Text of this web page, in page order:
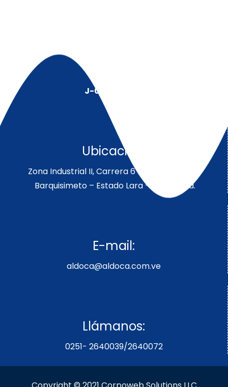
J-00128491-5
Ubicación:
Zona Industrial II, Carrera 6 Parcela 189-190
Barquisimeto – Estado Lara – Venezuela.
E-mail:
aldoca@aldoca.com.ve
Llámanos:
0251- 2640039/2640072